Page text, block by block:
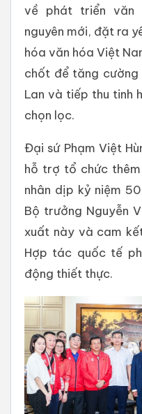
về phát triển văn
nguyên mới, đặt ra
hóa văn hóa Việt
chốt để tăng
Lan và tiếp thu tinh
chọn lọc.
Đại sứ Phạm Việt
hỗ trợ tổ chức
nhân dịp kỷ niệm
Bộ trưởng Nguyễn
xuất này và cam
Hợp tác quốc tế
động thiết thực.